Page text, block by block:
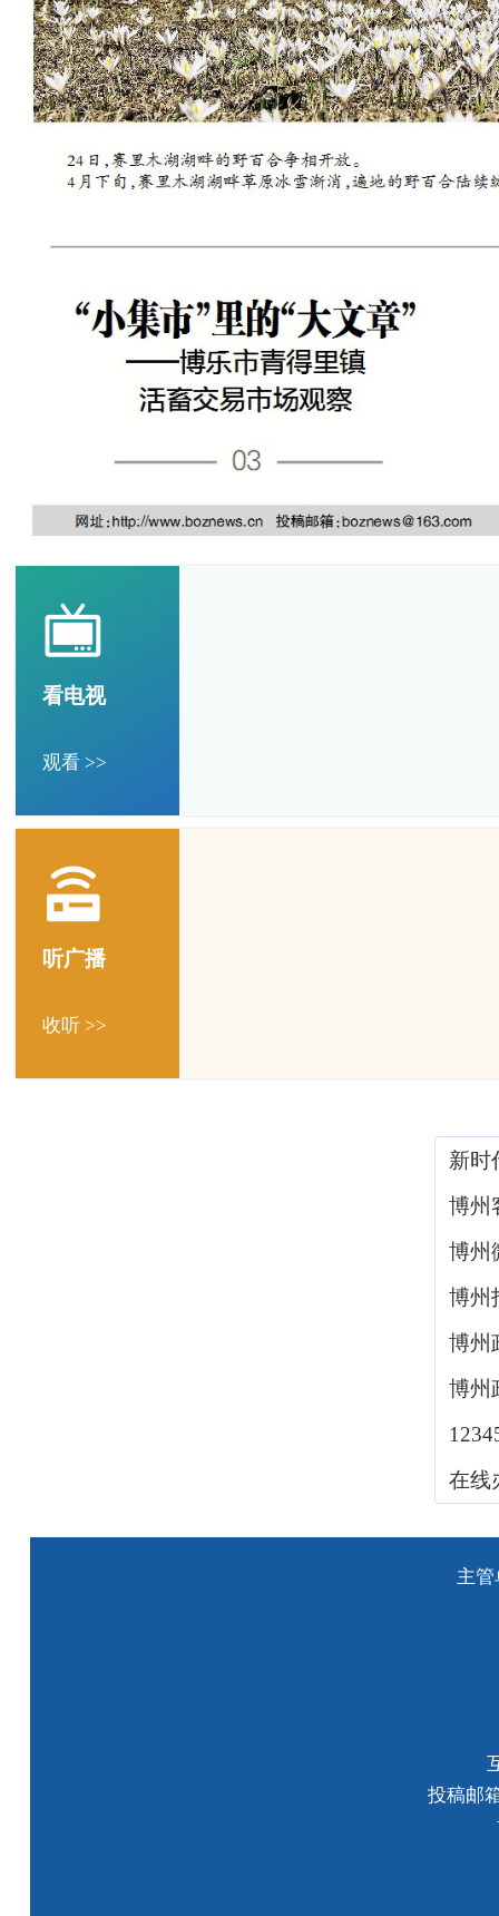
看电视
观看 >>
听广播
收听 >>
新时
博州
博州
博州
博州
博州
在线
主
投稿邮